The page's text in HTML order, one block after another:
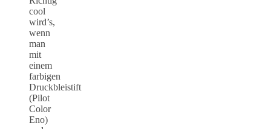
cool
wird’s,
wenn
man
mit
einem
farbigen
Druckbleistift
(Pilot
Color
Eno)